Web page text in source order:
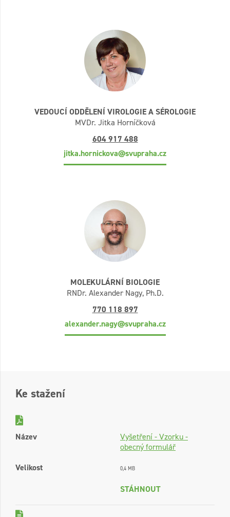
VEDOUCÍ ODDĚLENÍ VIROLOGIE A SÉROLOGIE
MVDr. Jitka Horníčková
604 917 488
jitka.hornickova@svupraha.cz
MOLEKULÁRNÍ BIOLOGIE
RNDr. Alexander Nagy, Ph.D.
770 118 897
alexander.nagy@svupraha.cz
Ke stažení
Název
Vyšetření - Vzorku -
obecný formulář
Velikost
0,4 MB
STÁHNOUT